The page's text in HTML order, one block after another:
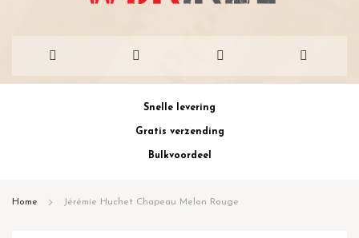
Snelle levering
Gratis verzending
Bulkvoordeel
Home Jérémie Huchet Chapeau Melon Rouge